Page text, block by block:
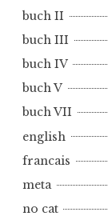
I
buch II
buch III
buch IV
buch V
buch VII
english
francais
meta
no cat